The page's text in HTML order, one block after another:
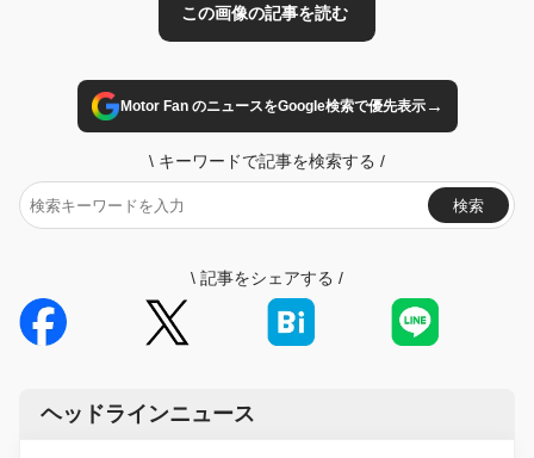
Motor Fan のニュースをGoogle検索で優先表示→
\ キーワードで記事を検索する /
検索
\ 記事をシェアする /
ヘッドラインニュース